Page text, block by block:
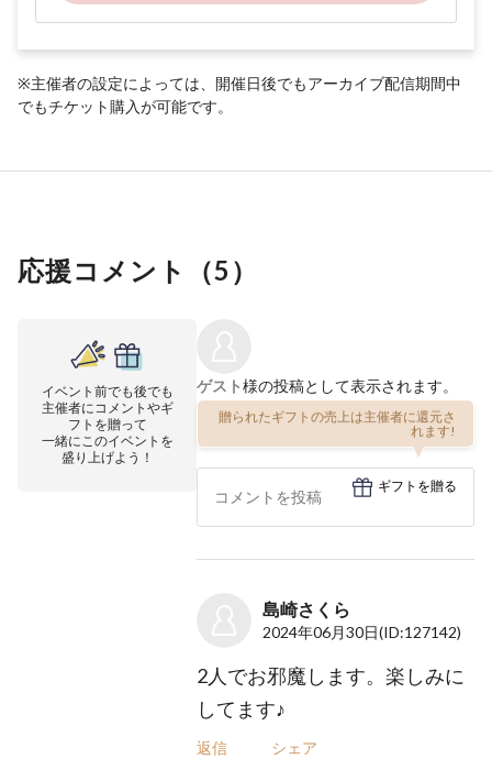
※主催者の設定によっては、開催日後でもアーカイブ配信期間中
でもチケット購入が可能です。
応援コメント（5 ）
イベント前でも後でも
主催者にコメントやギ
フトを贈って
一緒にこのイベントを
盛り上げよう！
ゲスト様の投稿として表示されます。
贈られたギフトの売上は主催者に還元さ
れます!
ギフトを贈る
島崎さくら
2024年06月30日(ID:127142)
2人でお邪魔します。楽しみに
してます♪
返信 シェア